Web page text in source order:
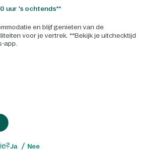
uur 's ochtends**
en blijf genieten van de
voor je vertrek. **Bekijk je uitchecktijd
app.
Ja Nee